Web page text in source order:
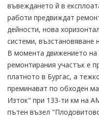
въвеждането й в
работи предвиждат
дейности, нова
системи, възстановяване
В момента движението на
ремонтирания участък е
платното в Бургас, а
преминават по обходен
Изток" при 133-ти км на
пътен възел